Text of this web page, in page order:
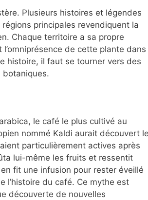
Plusieurs histoires et légendes
principales revendiquent la
Chaque territoire a sa propre
l’omniprésence de cette plante dans
histoire, il faut se tourner vers des
le café le plus cultivé au
nommé Kaldi aurait découvert le
particulièrement actives après
lui-même les fruits et ressentit
fit une infusion pour rester éveillé
l’histoire du café. Ce mythe est
découverte de nouvelles